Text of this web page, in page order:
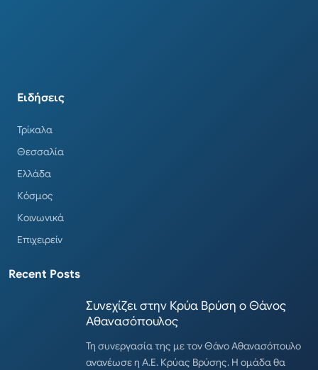
Ειδήσεις
Τρίκαλα
Θεσσαλία
Ελλάδα
Κόσμος
Κοινωνικά
Επιχειρείν
Recent Posts
Συνεχίζει στην Κρύα Βρύση ο Θάνος
Αθανασόπουλος
Τη συνεργασία της με τον Θάνο Αθανασόπουλο
ανανέωσε η Α.Ε. Κρύας Βρύσης. Η ομάδα θα